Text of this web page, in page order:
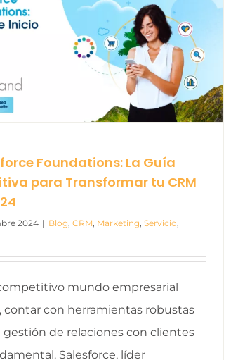
Foundations: La Guía
para Transformar tu CRM
2024 | Blog CRM Marketing Servicio
mundo empresarial
contar con herramientas robustas
gestión de relaciones con clientes
Salesforce, líder